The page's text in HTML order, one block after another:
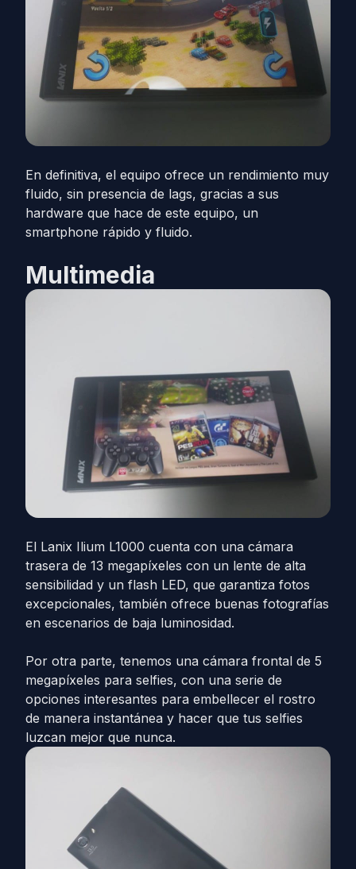
En definitiva, el equipo ofrece un rendimiento muy
fluido, sin presencia de lags, gracias a sus
hardware que hace de este equipo, un
smartphone rápido y fluido.
Multimedia
El Lanix Ilium L1000 cuenta con una cámara
trasera de 13 megapíxeles con un lente de alta
sensibilidad y un flash LED, que garantiza fotos
excepcionales, también ofrece buenas fotografías
en escenarios de baja luminosidad.
Por otra parte, tenemos una cámara frontal de 5
megapíxeles para selfies, con una serie de
opciones interesantes para embellecer el rostro
de manera instantánea y hacer que tus selfies
luzcan mejor que nunca.